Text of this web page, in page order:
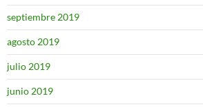
septiembre 2019
agosto 2019
julio 2019
junio 2019